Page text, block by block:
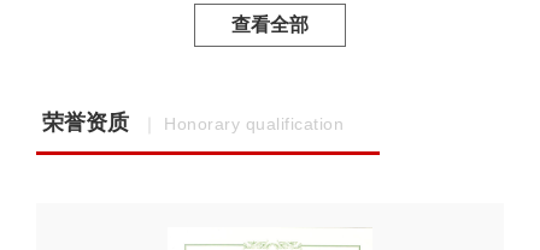
查看全部
荣誉资质 ｜ Honorary qualification